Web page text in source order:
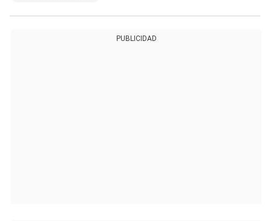
PUBLICIDAD